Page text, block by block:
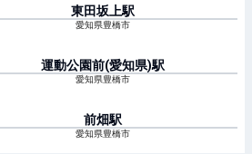
東田坂上駅
愛知県豊橋市
運動公園前(愛知県)駅
愛知県豊橋市
前畑駅
愛知県豊橋市